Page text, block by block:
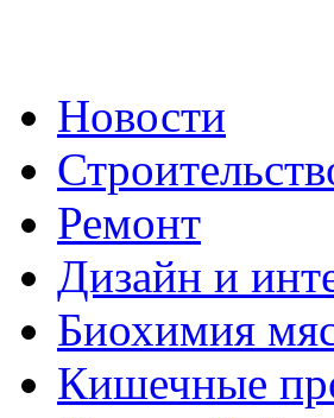
Новости
Ремонт
Дизайн и
Биохимия
Кишечные